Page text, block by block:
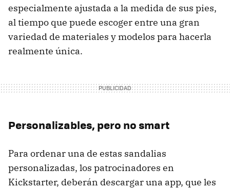
especialmente ajustada a la medida de sus pies,
al tiempo que puede escoger entre una gran
variedad de materiales y modelos para hacerla
realmente única.
Personalizables, pero no smart
Para ordenar una de estas sandalias
personalizadas, los patrocinadores en
Kickstarter, deberán descargar una app, que les